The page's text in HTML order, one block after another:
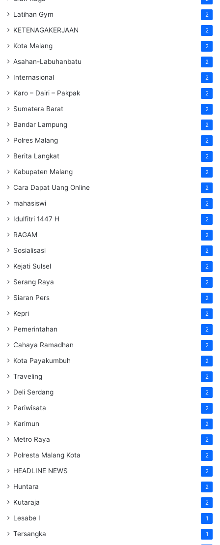
Latihan Gym 2
KETENAGAKERJAAN 2
Kota Malang 2
Asahan-Labuhanbatu 2
Internasional 2
Karo – Dairi – Pakpak 2
Sumatera Barat 2
Bandar Lampung 2
Polres Malang 2
Berita Langkat 2
Kabupaten Malang 2
Cara Dapat Uang Online 2
mahasiswi 2
Idulfitri 1447 H 2
RAGAM 2
Sosialisasi 2
Kejati Sulsel 2
Serang Raya 2
Siaran Pers 2
Kepri 2
Pemerintahan 2
Cahaya Ramadhan 2
Kota Payakumbuh 2
Traveling 2
Deli Serdang 2
Pariwisata 2
Karimun 2
Metro Raya 2
Polresta Malang Kota 2
HEADLINE NEWS 2
Huntara 2
Kutaraja 2
Lesabe I 1
Tersangka 1